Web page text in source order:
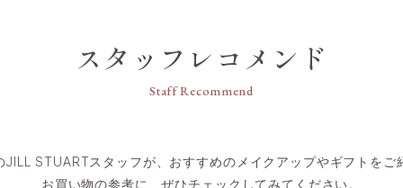
スタッフレコメンド
Staff Recommend
JILL STUARTスタッフが、おすすめのメイクアップやギフトをご